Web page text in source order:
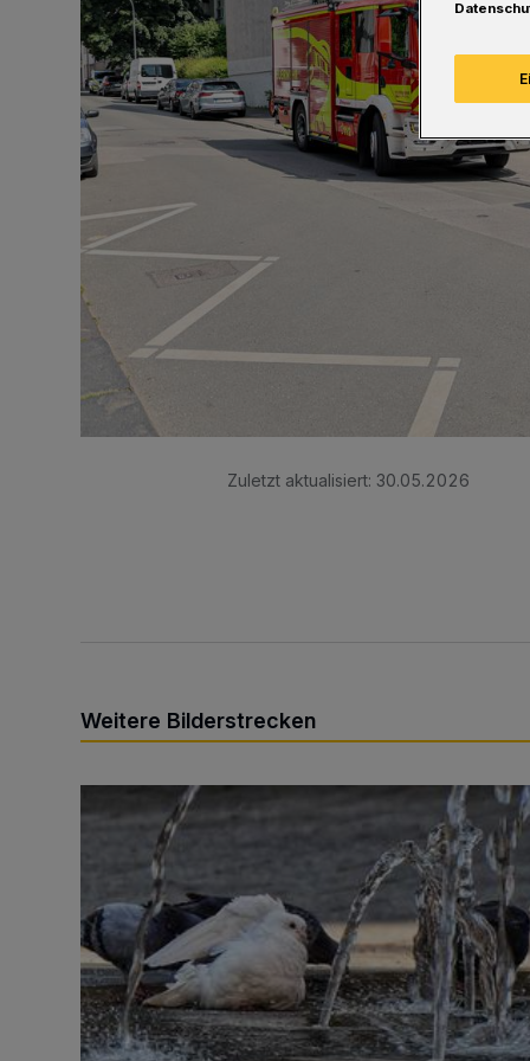
Zuletzt aktualisiert: 30.05.2026
Weitere Bilderstrecken
Sommer in der Elberfelder City